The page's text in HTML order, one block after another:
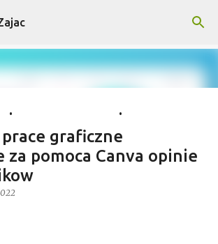
do głównej zawartości
wymagania na
– co musisz
graficzne
za pomoca Canva opinie